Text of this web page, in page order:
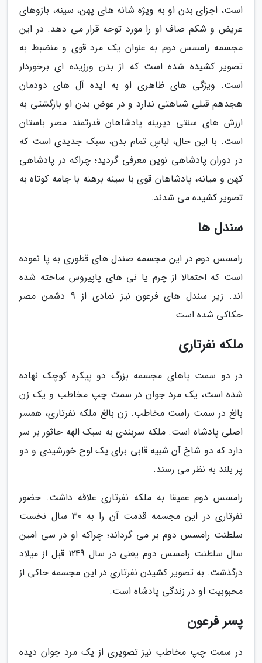
است، اجزای بدن او به ویژه شانه های پهن، سینه، بازوهای
عریض و شکم صاف او را مورد توجه قرار می دهد. در این
مجسمه رامسس دوم به عنوان یک مرد قوی و منضبط به
تصویر کشیده شده است که از بدن ورزیده ای برخوردار
است. ویژگی های ظاهری او به ایده آل های دودمان
هجدهم قبلی شباهتی ندارد و در عوض بدن او بازگشتی به
ارزش های سنتی دیرینه پادشاهان قدرتمند مصر باستان
است. با این حال، لباسِ تمام بدن، سبک جدیدی است که
در دوران پادشاهی نوین معرفی گردید؛ چراکه در پادشاهی
کهن و میانه، پادشاهان قوی با سینه برهنه با جامه کوتاه به
تصویر کشیده می شدند.
سندل ها
رامسس دوم در این مجسمه صندل های قطوری به پا نموده
است که احتمالا از چرم یا نی های پاپیروس ساخته شده
اند. زیر سندل های فرعون نیز نمادی از 9 دشمن مصر
حکاکی شده است.
ملکه نفرتاری
در دو سمت پاهای مجسمه بزرگ دو پیکره کوچک نهاده
شده است، یک مرد جوان در سمت چپ مخاطب و یک زن
بالغ در سمت راست مخاطب. زن بالغ ملکه نفرتاری، همسر
اصلی پادشاه است. ملکه سربندی به سبک الهه حاثور بر سر
دارد که دو شاخ آن شبیه قابی برای یک لوح خورشیدی و دو
پر بلند به نظر می رسند.
رامسس دوم عمیقا به ملکه نفرتاری علاقه داشت. حضور
نفرتاری در این مجسمه قدمت آن را به 30 سال نخست
سلطنت رامسس دوم بر می گرداند؛ چراکه او در سی امین
سال سلطنت رامسس دوم یعنی در سال 1249 قبل از میلاد
درگذشت. به تصویر کشیدن نفرتاری در این مجسمه حاکی از
محبوبیت او در زندگی پادشاه است.
پسر فرعون
در سمت چپ مخاطب نیز تصویری از یک مرد جوان دیده